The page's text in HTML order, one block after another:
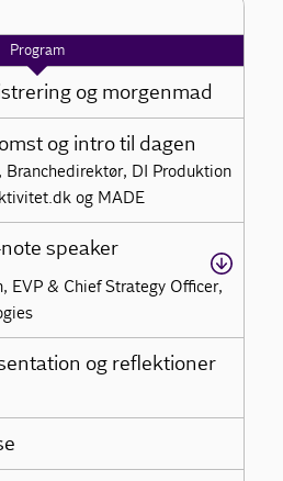
Program
og morgenmad
og intro til dagen
DI Produktion
og MADE
speaker
EVP & Chief Strategy Officer,
og reflektioner